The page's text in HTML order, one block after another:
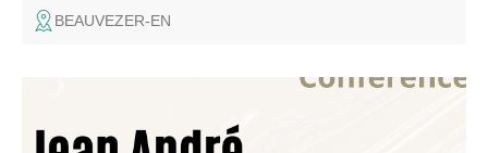
BEAUVEZER-EN
Jean André est un peintre du XVIIème siècle né à Annot
dont on sait peu de choses. Ce sont, en fin de compte, les